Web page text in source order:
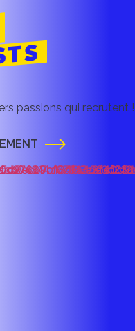
passions qui recrutent !